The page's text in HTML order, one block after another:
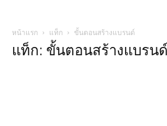
หน้าแรก แท็ก ขั้นตอนสร้างแบรนด์
แท็ก: ขั้นตอนสร้างแบรนด์